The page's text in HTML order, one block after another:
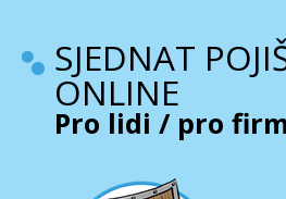
SJEDNAT
ONLINE
Pro lidi / pro